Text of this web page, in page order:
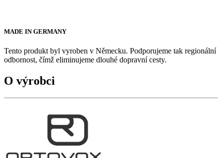
MADE IN GERMANY
Tento produkt byl vyroben v Německu. Podporujeme tak regionální
odbornost, čímž eliminujeme dlouhé dopravní cesty.
O výrobci